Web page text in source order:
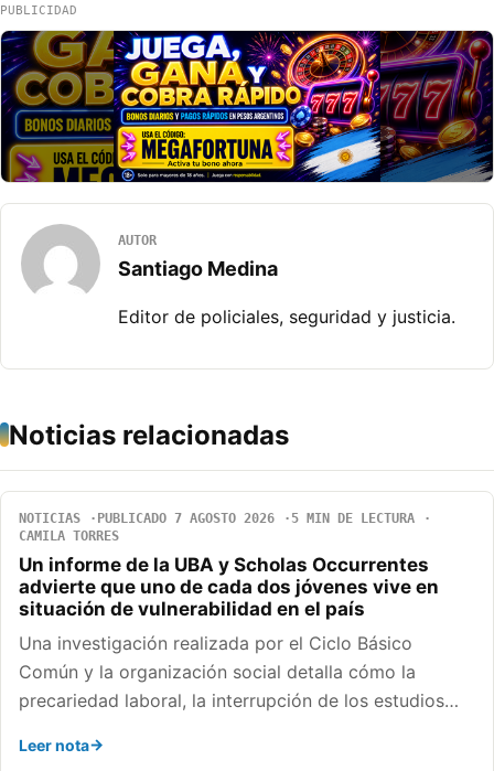
PUBLICIDAD
AUTOR
Santiago Medina
Editor de policiales, seguridad y justicia.
Noticias relacionadas
NOTICIAS PUBLICADO 7 AGOSTO 2026
5 MIN DE LECTURA
CAMILA TORRES
Un informe de la UBA y Scholas Occurrentes
advierte que uno de cada dos jóvenes vive en
situación de vulnerabilidad en el país
Una investigación realizada por el Ciclo Básico
Común y la organización social detalla cómo la
precariedad laboral, la interrupción de los estudios…
Leer nota